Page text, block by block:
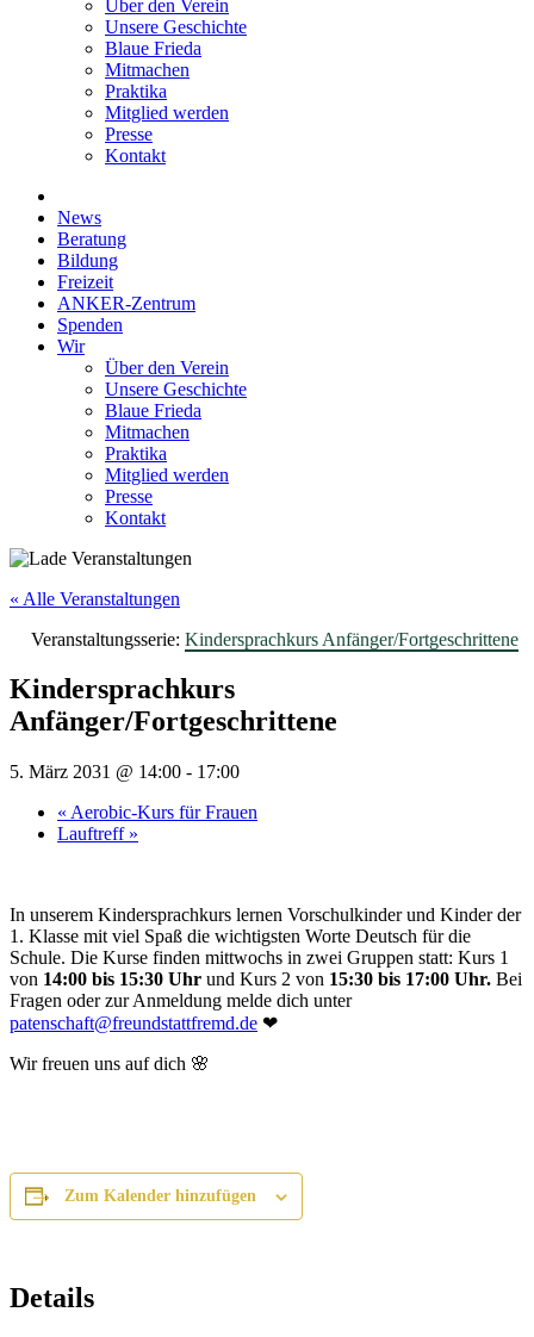
Über den Verein
Unsere Geschichte
Blaue Frieda
Mitmachen
Praktika
Mitglied werden
Presse
Kontakt
News
Beratung
Bildung
Freizeit
ANKER-Zentrum
Spenden
Wir
Über den Verein
Unsere Geschichte
Blaue Frieda
Mitmachen
Praktika
Mitglied werden
Presse
Kontakt
« Alle Veranstaltungen
Veranstaltungsserie: Kindersprachkurs Anfänger/Fortgeschrittene
Kindersprachkurs
Anfänger/Fortgeschrittene
5. März 2031 @ 14:00 - 17:00
« Aerobic-Kurs für Frauen
Lauftreff »
In unserem Kindersprachkurs lernen Vorschulkinder und Kinder der
1. Klasse mit viel Spaß die wichtigsten Worte Deutsch für die
Schule. Die Kurse finden mittwochs in zwei Gruppen statt: Kurs 1
von 14:00 bis 15:30 Uhr und Kurs 2 von 15:30 bis 17:00 Uhr. Bei
Fragen oder zur Anmeldung melde dich unter
patenschaft@freundstattfremd.de ❤
Wir freuen uns auf dich 🌸
Zum Kalender hinzufügen
Details